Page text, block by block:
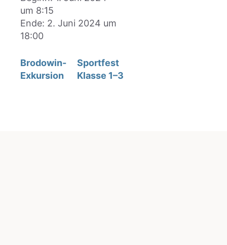
um 8:15
Ende: 2. Juni 2024 um
18:00
Bro­do­win-
Exkur­si­on
Sport­fest
Klas­se 1–3